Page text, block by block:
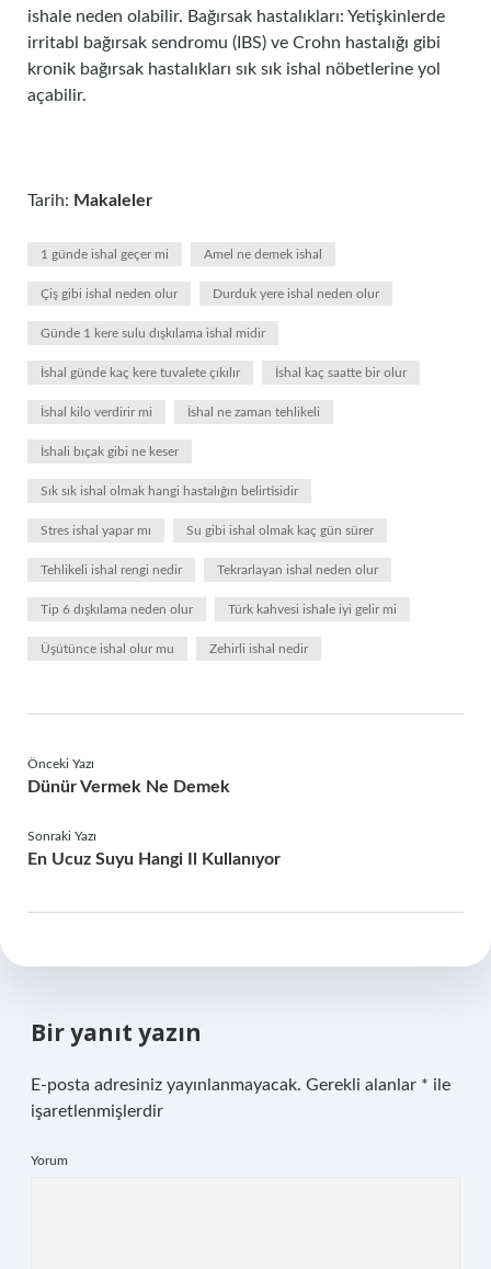
ishale neden olabilir. Bağırsak hastalıkları: Yetişkinlerde
irritabl bağırsak sendromu (IBS) ve Crohn hastalığı gibi
kronik bağırsak hastalıkları sık sık ishal nöbetlerine yol
açabilir.
Tarih: Makaleler
1 günde ishal geçer mi Amel ne demek ishal
Çiş gibi ishal neden olur Durduk yere ishal neden olur
Günde 1 kere sulu dışkılama ishal midir
İshal günde kaç kere tuvalete çıkılır İshal kaç saatte bir olur
İshal kilo verdirir mi İshal ne zaman tehlikeli
İshali bıçak gibi ne keser
Sık sık ishal olmak hangi hastalığın belirtisidir
Stres ishal yapar mı Su gibi ishal olmak kaç gün sürer
Tehlikeli ishal rengi nedir Tekrarlayan ishal neden olur
Tip 6 dışkılama neden olur Türk kahvesi ishale iyi gelir mi
Üşütünce ishal olur mu Zehirli ishal nedir
Önceki Yazı
Dünür Vermek Ne Demek
Sonraki Yazı
En Ucuz Suyu Hangi Il Kullanıyor
Bir yanıt yazın
E-posta adresiniz yayınlanmayacak. Gerekli alanlar * ile
işaretlenmişlerdir
Yorum